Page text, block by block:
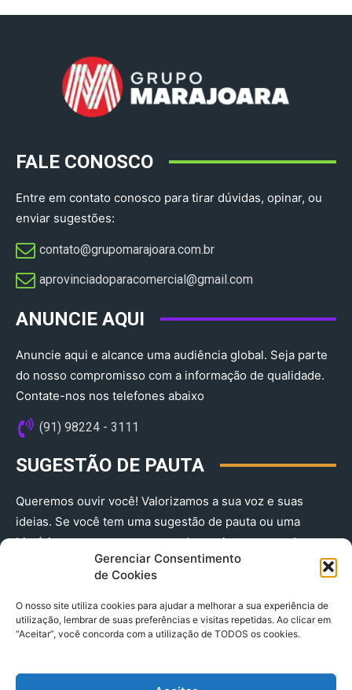
Gerenciar Consentimento
de Cookies
O nosso site utiliza cookies para ajudar a melhorar a sua experiência de
utilização, lembrar de suas preferências e visitas repetidas. Ao clicar em
“Aceitar”, você concorda com a utilização de TODOS os cookies.
FALE CONOSCO
Entre em contato conosco para tirar dúvidas, opinar, ou
enviar sugestões:
contato@grupomarajoara.com.br
aprovinciadoparacomercial@gmail.com​
ANUNCIE AQUI
Anuncie aqui e alcance uma audiência global. Seja parte
do nosso compromisso com a informação de qualidade.
Contate-nos nos telefones abaixo
(91) 98224 - 3111
SUGESTÃO DE PAUTA
Queremos ouvir você! Valorizamos a sua voz e suas
ideias. Se você tem uma sugestão de pauta ou uma
história que merece ser contada, envie-nos agora!
(91) 98224 - 3111